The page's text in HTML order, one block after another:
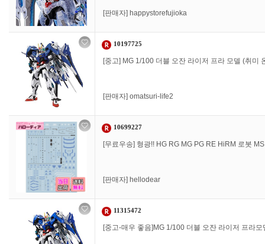
[판매자] happystorefujioka
10197725
[중고] MG 1/100 더블 오잔 라이저 프라 모델 (취미
[판매자] omatsuri-life2
10699227
[무료우송] 형광!! HG RG MG PG RE HiRM 로봇
[판매자] hellodear
11315472
[중고-매우 좋음]MG 1/100 더블 오잔 라이저 프라